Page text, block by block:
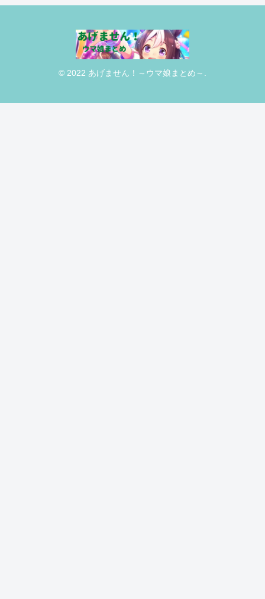
© 2022 あげません！～ウマ娘まとめ～.